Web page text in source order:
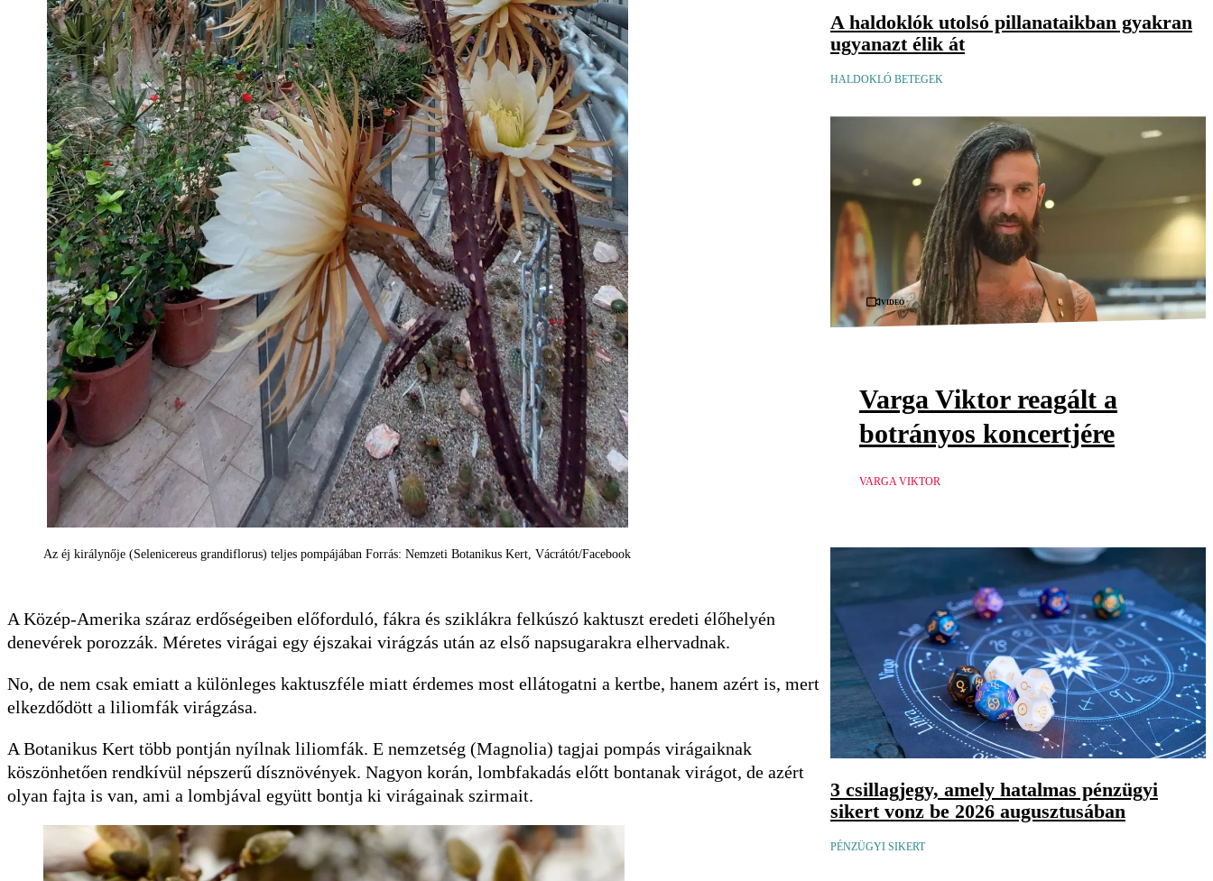
Az éj királynője (Selenicereus grandiflorus) teljes pompájában Forrás: Nemzeti Botanikus Kert, Vácrátót/Facebook
A Közép-Amerika száraz erdőségeiben előforduló, fákra és sziklákra felkúszó kaktuszt eredeti élőhelyén
denevérek porozzák. Méretes virágai egy éjszakai virágzás után az első napsugarakra elhervadnak.
No, de nem csak emiatt a különleges kaktuszféle miatt érdemes most ellátogatni a kertbe, hanem azért is, mert
elkezdődött a liliomfák virágzása.
A Botanikus Kert több pontján nyílnak liliomfák. E nemzetség (Magnolia) tagjai pompás virágaiknak
köszönhetően rendkívül népszerű dísznövények. Nagyon korán, lombfakadás előtt bontanak virágot, de azért
olyan fajta is van, ami a lombjával együtt bontja ki virágainak szirmait.
A haldoklók utolsó pillanataikban gyakran
ugyanazt élik át
HALDOKLÓ BETEGEK
Videó
Varga Viktor reagált a
botrányos koncertjére
VARGA VIKTOR
3 csillagjegy, amely hatalmas pénzügyi
sikert vonz be 2026 augusztusában
PÉNZÜGYI SIKERT